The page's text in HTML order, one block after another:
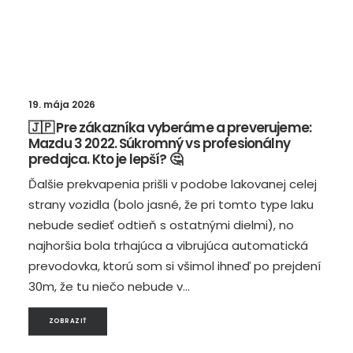
19. mája 2026
🇯🇵 Pre zákazníka vyberáme a preverujeme:
Mazdu 3 2022. Súkromný vs profesionálny
predajca. Kto je lepší? 🤔
Ďalšie prekvapenia prišli v podobe lakovanej celej
strany vozidla (bolo jasné, že pri tomto type laku
nebude sedieť odtieň s ostatnými dielmi), no
najhoršia bola trhajúca a vibrujúca automatická
prevodovka, ktorú som si všimol ihneď po prejdení
30m, že tu niečo nebude v…
ZOBRAZIŤ